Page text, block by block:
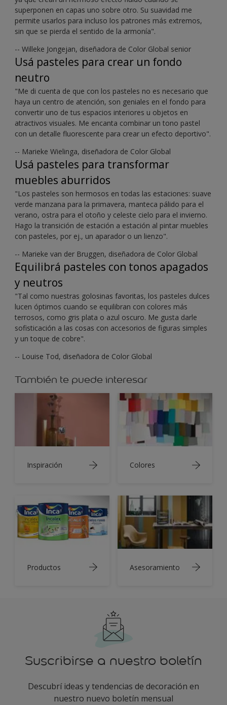
superponen en capas uno sobre otro. Su suavidad me
permite usarlos para incluso los patrones más extremos,
sin que se pierda el sentido de la armonía".
-- Willeke Jongejan, diseñadora de Color Global senior
Usá pasteles para crear un fondo
neutro
"Me di cuenta de que con los pasteles no es necesario que
haya un centro de atención, son geniales en el fondo para
convertir uno de tus espacios interiores u objetos en
atractivos visuales. Me encanta combinar un tono pastel
con un detalle fluorescente para crear un efecto deportivo".
-- Marieke Wielinga, diseñadora de Color Global
Usá pasteles para transformar
muebles aburridos
"Los pasteles son hermosos en todas las estaciones: suave
verde manzana para la primavera, manteca pálido para el
verano, ostra para el otoño y celeste cielo para el invierno.
Hago la transición de estación a estación al pintar muebles
con pasteles, por ej., un aparador o un lienzo".
-- Marieke van der Bruggen, diseñadora de Color Global
Equilibrá pasteles con tonos apagados
y neutros
"Tal como nuestras golosinas favoritas, los pasteles dulces
lucen óptimos cuando se equilibran con colores más
terrosos, como gris plata o azul oscuro. Me gusta darle
sofisticación a las cosas con accesorios de figuras simples
y un toque de cobre".
-- Louise Tod, diseñadora de Color Global
También te puede interesar
Inspiración Colores
Productos Asesoramiento
Suscribirse a nuestro boletín
Descubrí ideas y tendencias de decoración en
nuestro nuevo boletín mensual